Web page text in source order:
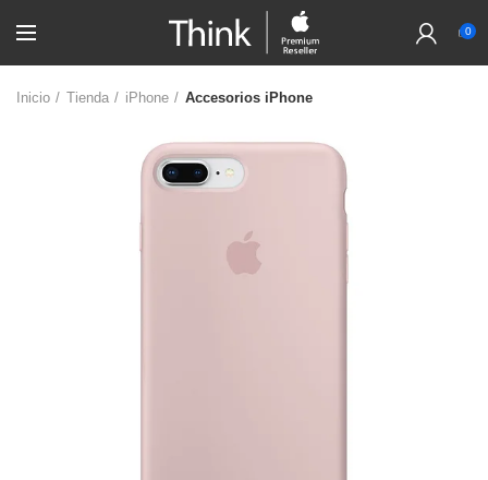
0
Inicio Tienda iPhone Accesorios iPhone